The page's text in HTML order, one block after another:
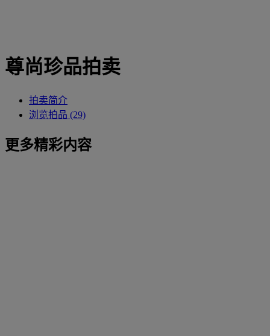
尊尚珍品拍卖
拍卖简介
浏览拍品 (29)
更多精彩内容